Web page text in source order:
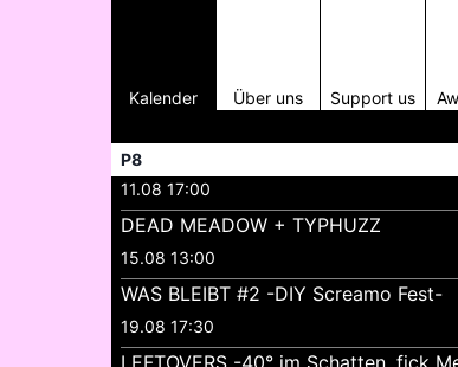
Kalender Über uns Support us
P8
11.08 17:00
DEAD MEADOW + TYPHUZZ
15.08 13:00
WAS BLEIBT #2 -DIY Screamo Fest-
19.08 17:30
LEFTOVERS -40° im Schatten, fick